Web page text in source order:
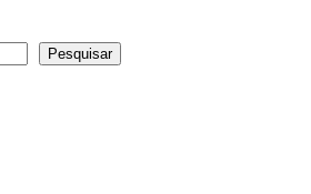
Pesquisar